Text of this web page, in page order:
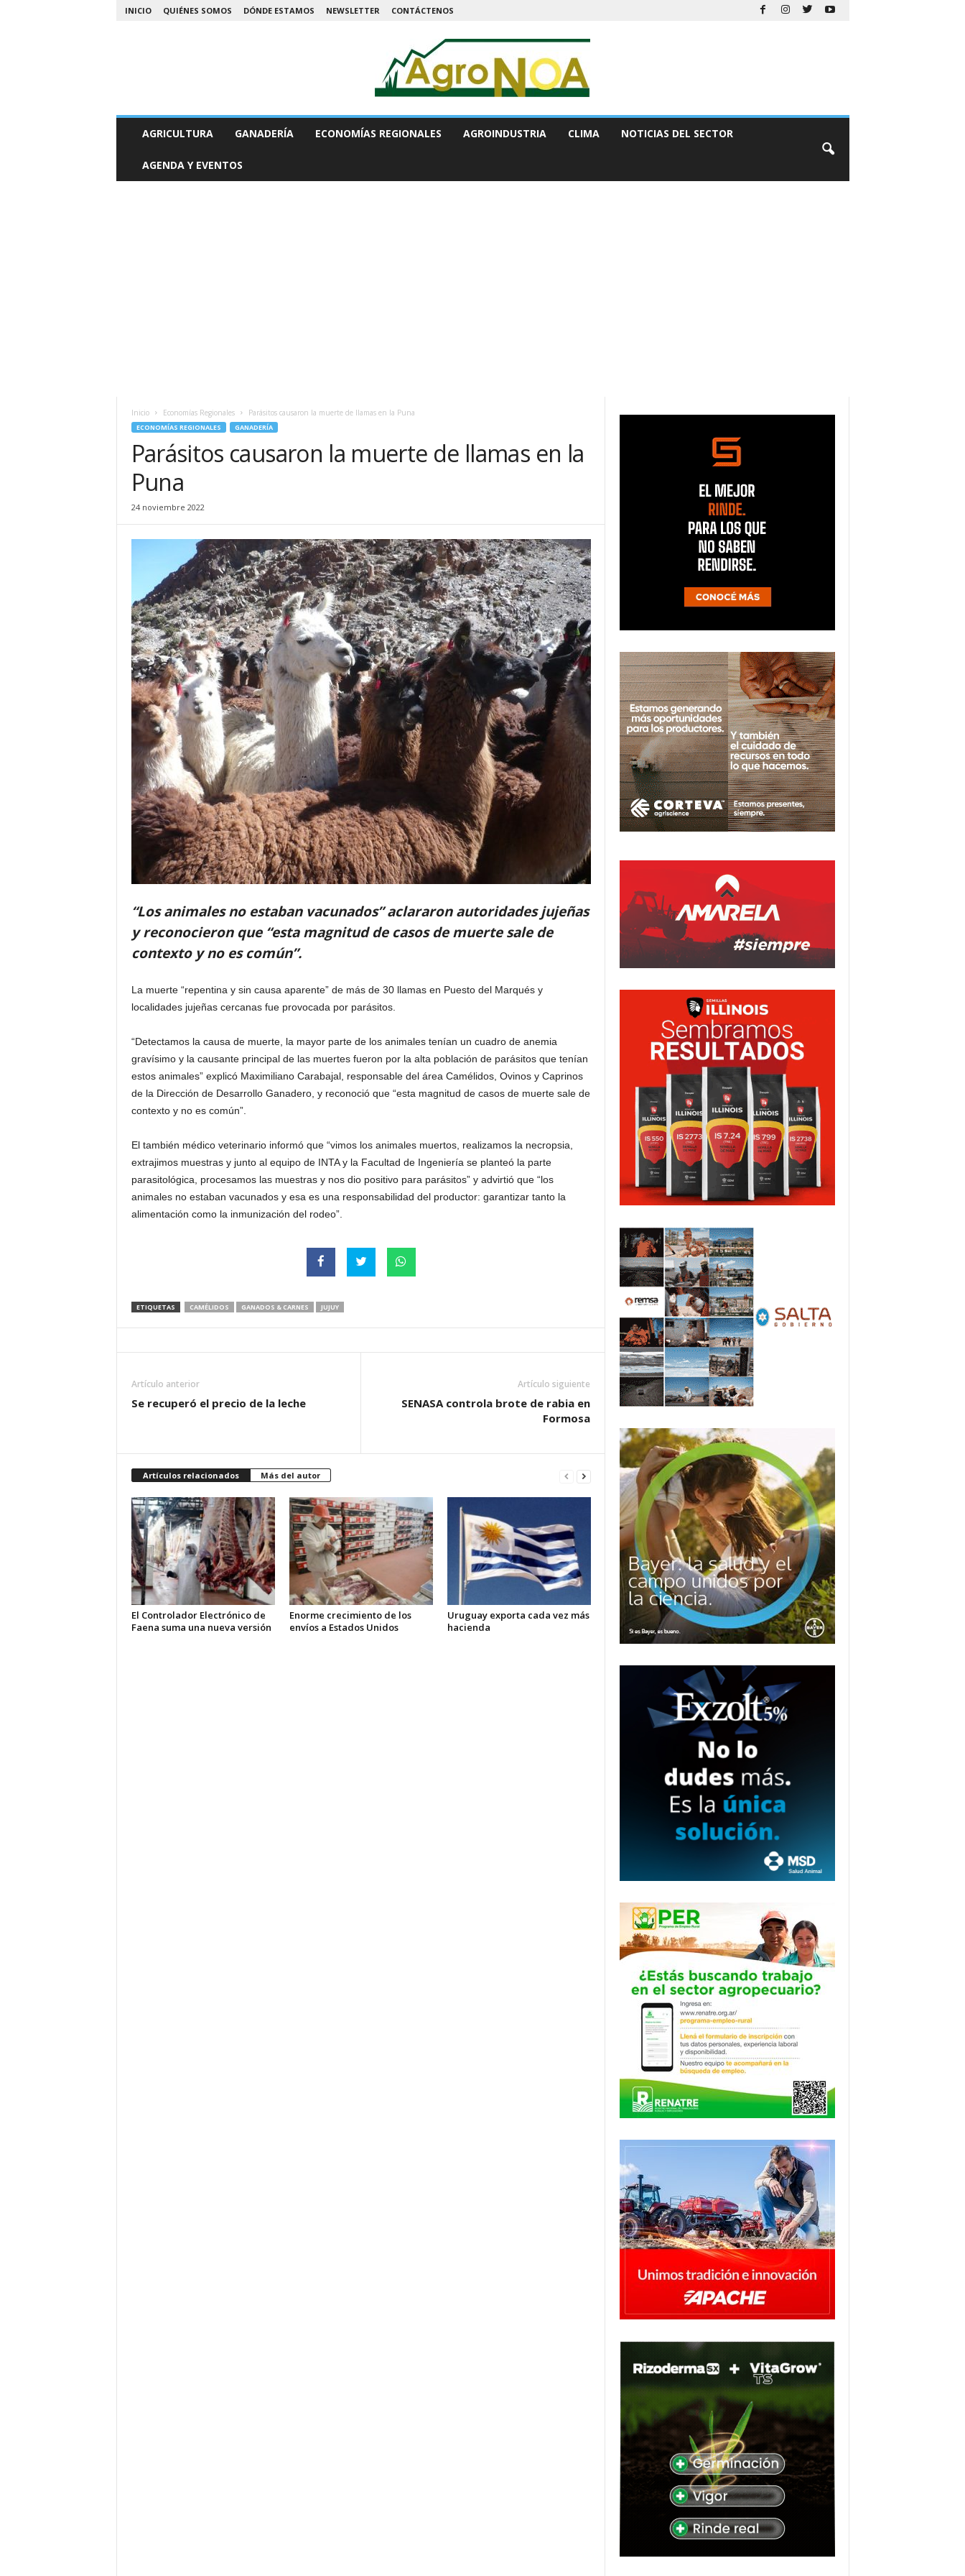
INICIO QUIÉNES SOMOS DÓNDE ESTAMOS NEWSLETTER CONTÁCTENOS
N
AGRICULTURA GANADERÍA ECONOMÍAS REGIONALES AGROINDUSTRIA CLIMA NOTICIAS DEL SECTOR
AGENDA Y EVENTOS
Inicio Economías Regionales Parásitos causaron la muerte de llamas en la Puna
ECONOMÍAS REGIONALES GANADERÍA
Parásitos causaron la muerte de llamas en la
Puna
24 noviembre 2022
“Los animales no estaban vacunados” aclararon autoridades jujeñas
y reconocieron que “esta magnitud de casos de muerte sale de
contexto y no es común”.
La muerte “repentina y sin causa aparente” de más de 30 llamas en Puesto del Marqués y
localidades jujeñas cercanas fue provocada por parásitos.
“Detectamos la causa de muerte, la mayor parte de los animales tenían un cuadro de anemia
gravísimo y la causante principal de las muertes fueron por la alta población de parásitos que tenían
estos animales” explicó Maximiliano Carabajal, responsable del área Camélidos, Ovinos y Caprinos
de la Dirección de Desarrollo Ganadero, y reconoció que “esta magnitud de casos de muerte sale de
contexto y no es común”.
El también médico veterinario informó que “vimos los animales muertos, realizamos la necropsia,
extrajimos muestras y junto al equipo de INTA y la Facultad de Ingeniería se planteó la parte
parasitológica, procesamos las muestras y nos dio positivo para parásitos” y advirtió que “los
animales no estaban vacunados y esa es una responsabilidad del productor: garantizar tanto la
alimentación como la inmunización del rodeo”.
ETIQUETAS CAMÉLIDOS GANADOS & CARNES JUJUY
Artículo anterior
Se recuperó el precio de la leche
Artículo siguiente
SENASA controla brote de rabia en
Formosa
Artículos relacionados Más del autor
El Controlador Electrónico de
Faena suma una nueva versión
Enorme crecimiento de los
envíos a Estados Unidos
Uruguay exporta cada vez más
hacienda